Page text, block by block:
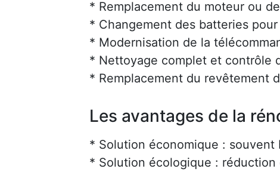
* Remplacement du moteur ou
* Changement des batteries
* Modernisation de la
* Nettoyage complet et contrôle
* Remplacement du revêtement
Les avantages de la
* Solution économique :
* Solution écologique :